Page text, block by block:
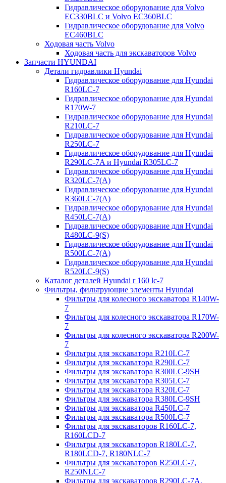
Гидравлическое оборудование для Volvo
EC330BLC и Volvo EC360BLC
Гидравлическое оборудование для Volvo
EC460BLC
Ходовая часть Volvo
Ходовая часть для экскаваторов Volvo
Запчасти HYUNDAI
Детали гидравлики Hyundai
Гидравлическое оборудование для Hyundai
R160LC-7
Гидравлическое оборудование для Hyundai
R170W-7
Гидравлическое оборудование для Hyundai
R210LC-7
Гидравлическое оборудование для Hyundai
R250LC-7
Гидравлическое оборудование для Hyundai
R290LC-7A и Hyundai R305LC-7
Гидравлическое оборудование для Hyundai
R320LC-7(A)
Гидравлическое оборудование для Hyundai
R360LC-7(A)
Гидравлическое оборудование для Hyundai
R450LC-7(A)
Гидравлическое оборудование для Hyundai
R480LC-9(S)
Гидравлическое оборудование для Hyundai
R500LC-7(A)
Гидравлическое оборудование для Hyundai
R520LC-9(S)
Каталог деталей Hyundai r 160 lc-7
Фильтры, фильтрующие элементы Hyundai
Фильтры для колесного экскаватора R140W-
7
Фильтры для колесного экскаватора R170W-
7
Фильтры для колесного экскаватора R200W-
7
Фильтры для экскаватора R210LC-7
Фильтры для экскаватора R290LC-7
Фильтры для экскаватора R300LC-9SH
Фильтры для экскаватора R305LC-7
Фильтры для экскаватора R320LC-7
Фильтры для экскаватора R380LC-9SH
Фильтры для экскаватора R450LC-7
Фильтры для экскаватора R500LC-7
Фильтры для экскаваторов R160LC-7,
R160LCD-7
Фильтры для экскаваторов R180LC-7,
R180LCD-7, R180NLC-7
Фильтры для экскаваторов R250LC-7,
R250NLC-7
Фильтры для экскаваторов R290LC-7A,